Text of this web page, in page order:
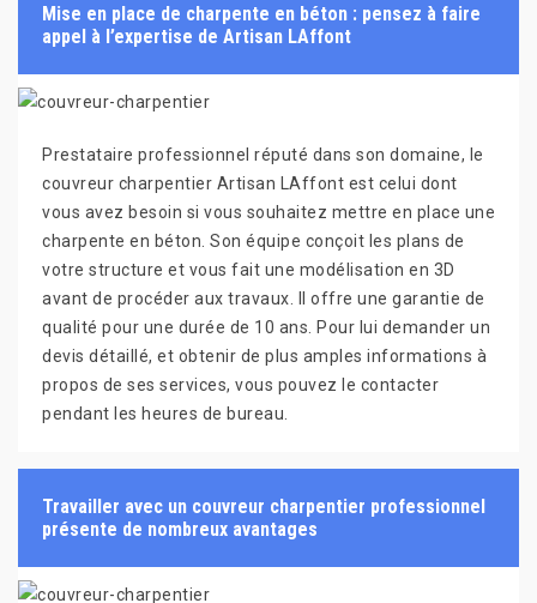
Mise en place de charpente en béton : pensez à faire
appel à l’expertise de Artisan LAffont
Prestataire professionnel réputé dans son domaine, le
couvreur charpentier Artisan LAffont est celui dont
vous avez besoin si vous souhaitez mettre en place une
charpente en béton. Son équipe conçoit les plans de
votre structure et vous fait une modélisation en 3D
avant de procéder aux travaux. Il offre une garantie de
qualité pour une durée de 10 ans. Pour lui demander un
devis détaillé, et obtenir de plus amples informations à
propos de ses services, vous pouvez le contacter
pendant les heures de bureau.
Travailler avec un couvreur charpentier professionnel
présente de nombreux avantages